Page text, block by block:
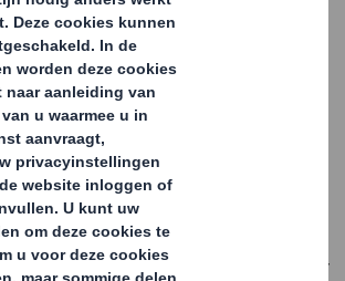
de betrokkenheid bij de circulaire
ambitieuze tweefasige
tweefasige
zich blijven richten op de transitie
economie. Dit doet het concern door